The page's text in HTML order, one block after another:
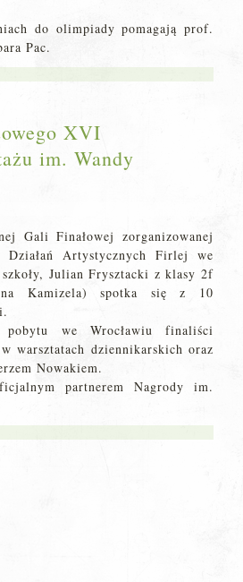
do olimpiady pomagają prof.
Pac.
XVI
im. Wandy
Gali Finałowej zorganizowanej
Artystycznych Firlej we
szkoły, Julian Frysztacki z klasy 2f
Kamizela) spotka się z 10
pobytu we Wrocławiu finaliści
warsztatach dziennikarskich oraz
Nowakiem.
partnerem Nagrody im.